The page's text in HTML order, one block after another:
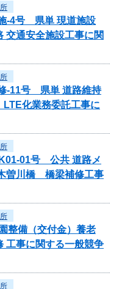
-4号 県単 現道施設
通安全施設工事に関
-11号 県単 道路維持
化業務委託工事に
01号 公共 道路メ
曽川橋 橋梁補修工事
整備（交付金）養老
工事に関する一般競争